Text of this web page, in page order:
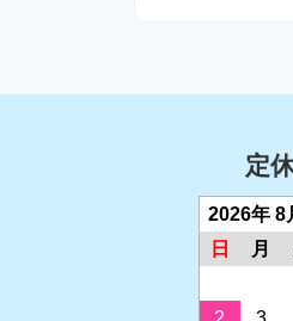
定
2026年 8
日
月